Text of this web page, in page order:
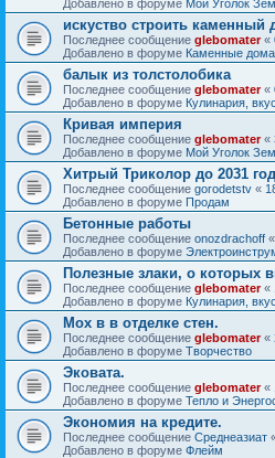
Добавлено в форуме Мой Уголок
искуство строить каменный
Последнее сообщение glebomater«
Добавлено в форуме Каменные дома
балык из толстолобика
Последнее сообщение glebomater«
Добавлено в форуме Кулинария,
Кривая империя
Последнее сообщение glebomater«
Добавлено в форуме Мой Уголок
Хитрый Триколор до 2031
Последнее сообщение gorodetstv «
Добавлено в форуме Продам
Бетонные работы
Последнее сообщение onozdrachoff «
Добавлено в форуме
Полезные злаки, о которых
Последнее сообщение glebomater«
Добавлено в форуме Кулинария,
Мох в в отделке стен.
Последнее сообщение glebomater«
Добавлено в форуме Творчество
Эковата.
Последнее сообщение glebomater«
Добавлено в форуме Тепло и
Экономия на кредите.
Последнее сообщение Среднеазиат
Добавлено в форуме Флейм